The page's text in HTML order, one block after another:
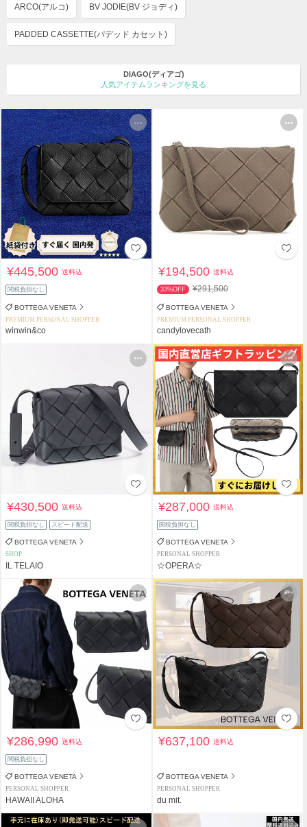
ARCO(アルコ) BV JODIE(BV ジョディ)
PADDED CASSETTE(パデッド カセット)
DIAGO(ディアゴ)
人気アイテムランキングを見る
¥445,500送料込
関税負担なし
BOTTEGA VENETA
PREMIUM PERSONAL SHOPPER
winwin&co
¥194,500送料込
33%OFF ¥291,500
BOTTEGA VENETA
PREMIUM PERSONAL SHOPPER
candylovecath
¥430,500送料込
関税負担なし スピード配送
BOTTEGA VENETA
SHOP
IL TELAIO
¥287,000送料込
関税負担なし
BOTTEGA VENETA
PERSONAL SHOPPER
☆OPERA☆
¥286,990送料込
関税負担なし
BOTTEGA VENETA
PERSONAL SHOPPER
HAWAII ALOHA
¥637,100送料込
BOTTEGA VENETA
PERSONAL SHOPPER
du mit.